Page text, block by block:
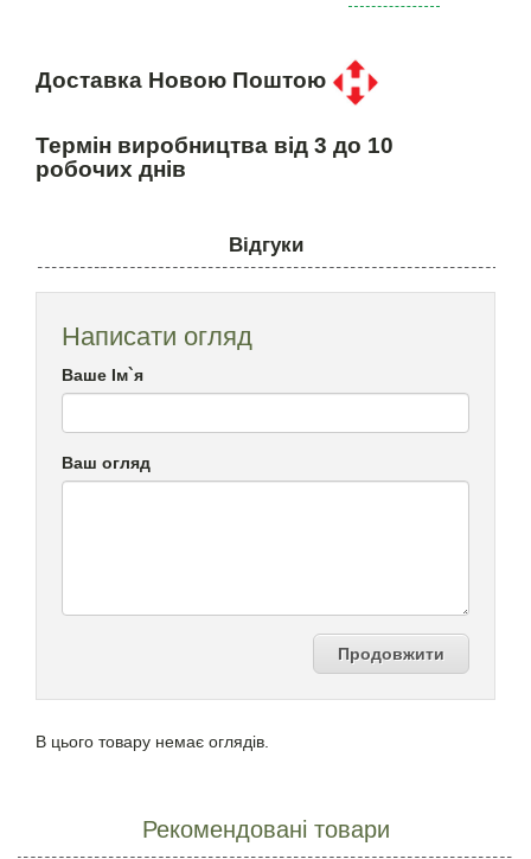
Доставка Новою Поштою
Термін виробництва від 3 до 10
робочих днів
Відгуки
Написати огляд
Ваше Ім`я
Ваш огляд
Продовжити
В цього товару немає оглядів.
Рекомендовані товари